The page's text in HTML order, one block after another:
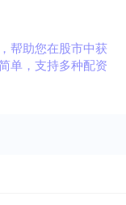
帮助您在股市中获
单，支持多种配资